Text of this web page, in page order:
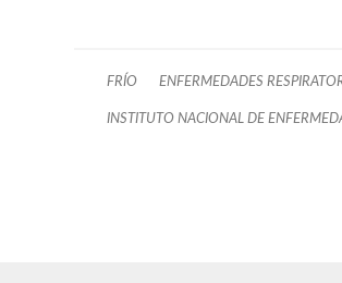
FRÍO ENFERMEDADES
INSTITUTO NACIONAL DE